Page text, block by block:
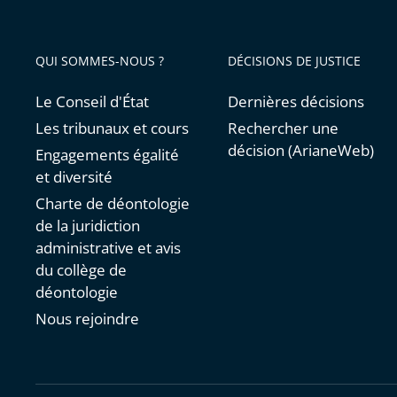
QUI SOMMES-NOUS ?
Le Conseil d'État
Les tribunaux et cours
Engagements égalité
et diversité
Charte de déontologie
de la juridiction
administrative et avis
du collège de
déontologie
Nous rejoindre
DÉCISIONS DE JUSTICE
Dernières décisions
Rechercher une
décision (ArianeWeb)